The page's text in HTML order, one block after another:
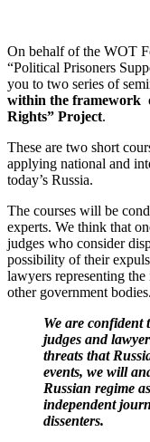
On behalf of the WOT
“Political Prisoners
you to two series of
within the framework
Rights” Project.
These are two short
applying national and
today’s Russia.
The courses will be
experts. We think that
judges who consider
possibility of their
lawyers representing the
other government bodies.
We are confident
judges and
threats that
events, we will
Russian regime
independent
dissenters.